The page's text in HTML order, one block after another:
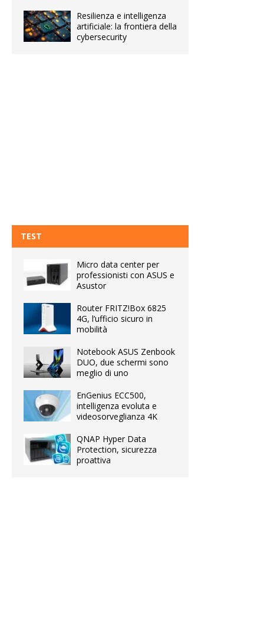
Resilienza e intelligenza
artificiale: la frontiera della
cybersecurity
TEST
Micro data center per
professionisti con ASUS e
Asustor
Router FRITZ!Box 6825
4G, l’ufficio sicuro in
mobilità
Notebook ASUS Zenbook
DUO, due schermi sono
meglio di uno
EnGenius ECC500,
intelligenza evoluta e
videosorveglianza 4K
QNAP Hyper Data
Protection, sicurezza
proattiva